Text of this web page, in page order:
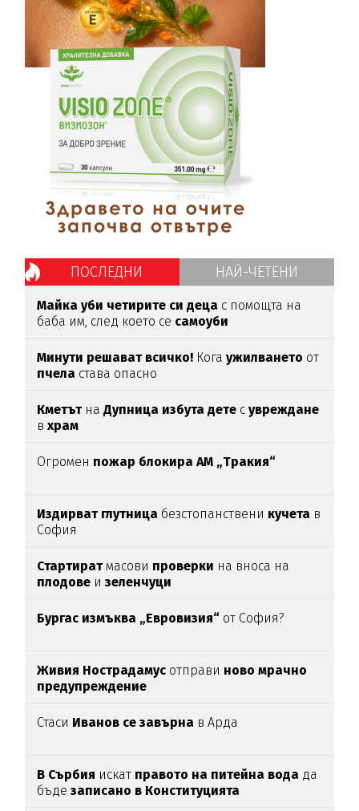
ПОСЛЕДНИ НАЙ-ЧЕТЕНИ
Майка уби четирите си деца с помощта на
баба им, след което се самоуби
Минути решават всичко! Когаужилването от
пчела става опасно
Кметът наДупница избута дете сувреждане
вхрам
Огромен пожар блокира АМ „Тракия“
Издирват глутница безстопанствени кучета в
София
Стартиратмасови проверки на вноса на
плодове и зеленчуци
Бургас измъква „Евровизия“ от София?
Живия Нострадамус отправи ново мрачно
предупреждение
Стаси Иванов се завърна в Арда
В Сърбия искат правото на питейна вода да
бъде записано в Конституцията